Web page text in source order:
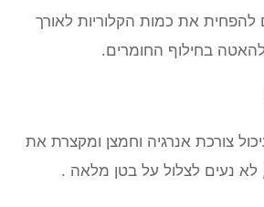
את כמות הקלוריות לאורך
בחילוף החומרים.
צורכת אנרגיה וחמצן ומקצרת את
לא נעים לצלול על בטן מלאה .